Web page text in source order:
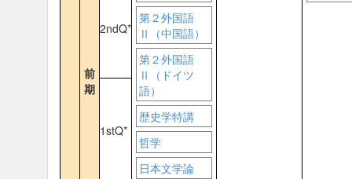
第２外国語
Ⅱ（中国語）
第２外国語
Ⅱ（ドイツ
語）
歴史学特講
哲学
日本文学論
前
期
2ndQ*
1stQ*